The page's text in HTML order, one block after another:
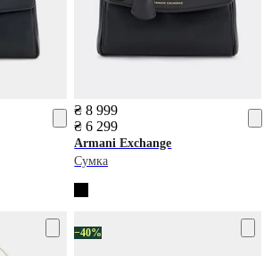
₴ 8 999
₴ 6 299
Armani Exchange
Сумка
−40%